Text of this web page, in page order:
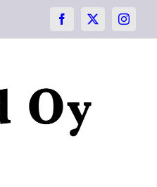
Facebook
X